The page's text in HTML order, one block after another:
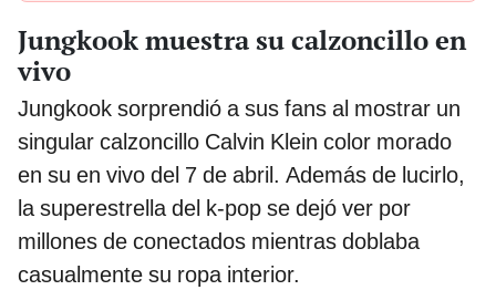
Jungkook muestra su calzoncillo en
vivo
Jungkook sorprendió a sus fans al mostrar un
singular calzoncillo Calvin Klein color morado
en su en vivo del 7 de abril. Además de lucirlo,
la superestrella del k-pop se dejó ver por
millones de conectados mientras doblaba
casualmente su ropa interior.